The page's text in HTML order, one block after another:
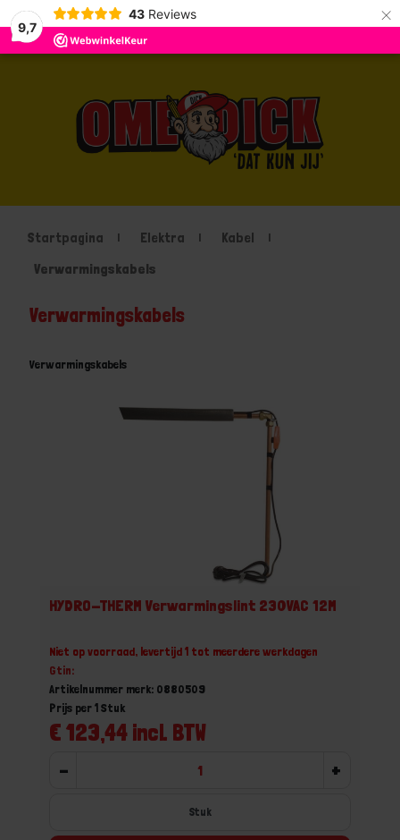
9,7
43 Reviews ×
Startpagina Elektra
Kabel
Verwarmingskabels
Verwarmingskabels
Verwarmingskabels
HYDRO-THERM Verwarmingslint 230VAC 12M
Niet op voorraad, levertijd 1 tot meerdere werkdagen
Gtin:
Artikelnummer merk: 0880509
€ 123,44 incl. BTW
Prijs per 1 Stuk
- +
Stuk